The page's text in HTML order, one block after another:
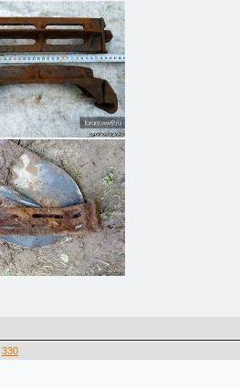
330